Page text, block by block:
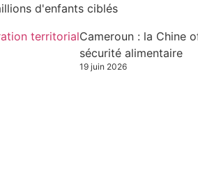
d'enfants ciblés
Cameroun : la Chine
sécurité alimentaire
19 juin 2026